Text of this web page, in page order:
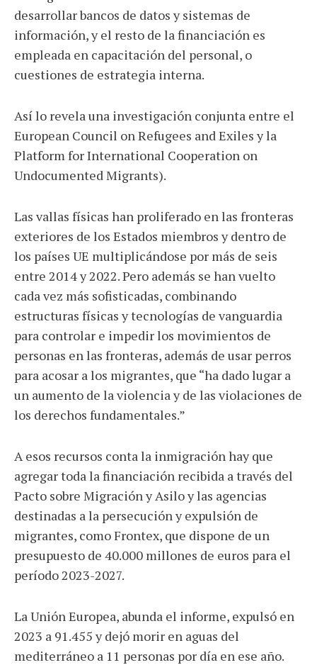
desarrollar bancos de datos y sistemas de
información, y el resto de la financiación es
empleada en capacitación del personal, o
cuestiones de estrategia interna.
Así lo revela una investigación conjunta entre el
European Council on Refugees and Exiles y la
Platform for International Cooperation on
Undocumented Migrants).
Las vallas físicas han proliferado en las fronteras
exteriores de los Estados miembros y dentro de
los países UE multiplicándose por más de seis
entre 2014 y 2022. Pero además se han vuelto
cada vez más sofisticadas, combinando
estructuras físicas y tecnologías de vanguardia
para controlar e impedir los movimientos de
personas en las fronteras, además de usar perros
para acosar a los migrantes, que “ha dado lugar a
un aumento de la violencia y de las violaciones de
los derechos fundamentales.”
A esos recursos conta la inmigración hay que
agregar toda la financiación recibida a través del
Pacto sobre Migración y Asilo y las agencias
destinadas a la persecución y expulsión de
migrantes, como Frontex, que dispone de un
presupuesto de 40.000 millones de euros para el
período 2023-2027.
La Unión Europea, abunda el informe, expulsó en
2023 a 91.455 y dejó morir en aguas del
mediterráneo a 11 personas por día en ese año.